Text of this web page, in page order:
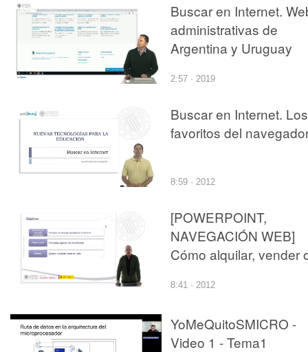
Buscar en Internet.
administrativas de
Argentina y Uruguay
2:57 · 2019
Buscar en Internet. Los
favoritos del
8:59 · 2012
[POWERPOINT,
NAVEGACIÓN WEB]
Cómo alquilar, vender
Internet
8:41 · 2012
YoMeQuitoSMICRO -
Video 1 - Tema1